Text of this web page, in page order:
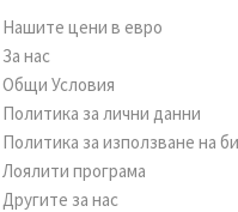
Нашите цени в евро
За нас
Общи Условия
Политика за лични данни
Политика за използване на
Лоялити програма
Другите за нас